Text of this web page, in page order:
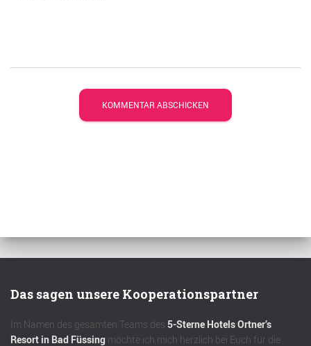
Das sagen unsere Kooperationspartner
Im Namen des gesamten Teams des 5-Sterne Hotels Ortner’s
Resort in Bad Füssing möchte ich mich herzlich bei Euch für die